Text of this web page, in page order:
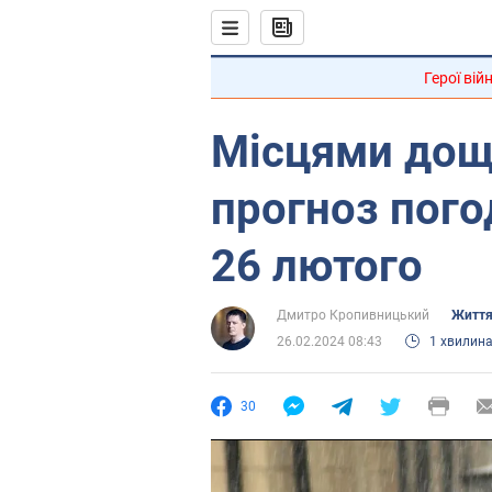
Герої
Місцями
прогноз
26 лютого
Дмитро Кропивницький
Життя
26.02.2024 08:43
1 хвилина
30